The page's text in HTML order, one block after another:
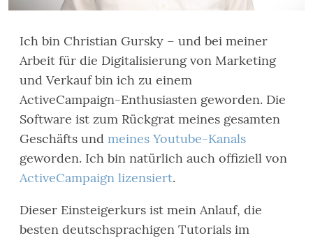
Ich bin Christian Gursky – und bei meiner
Arbeit für die Digitalisierung von Marketing
und Verkauf bin ich zu einem
ActiveCampaign-Enthusiasten geworden. Die
Software ist zum Rückgrat meines gesamten
Geschäfts und meines Youtube-Kanals
geworden. Ich bin natürlich auch offiziell von
ActiveCampaign lizensiert.
Dieser Einsteigerkurs ist mein Anlauf, die
besten deutschsprachigen Tutorials im